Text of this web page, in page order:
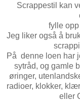
Scrappestil kan
fylle
Jeg liker også å
På denne loen har
sytråd, og gamle
øringer,
radioer, klokker,
eller